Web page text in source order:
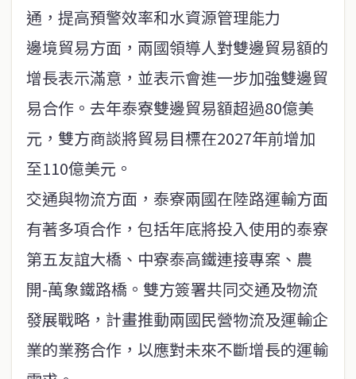
通，提高預警效率和水資源管理能力
邊境貿易方面，兩國領導人對雙邊貿易額的
增長表示滿意，並表示會進一步加強雙邊貿
易合作。去年泰寮雙邊貿易額超過80億美
元，雙方商談將貿易目標在2027年前增加
至110億美元。
交通與物流方面，泰寮兩國在陸路運輸方面
有著多項合作，包括年底將投入使用的泰寮
第五友誼大橋、中寮泰高鐵連接專案、農
開-萬象鐵路橋。雙方簽署共同交通及物流
發展戰略，計畫推動兩國民營物流及運輸企
業的業務合作，以應對未來不斷增長的運輸